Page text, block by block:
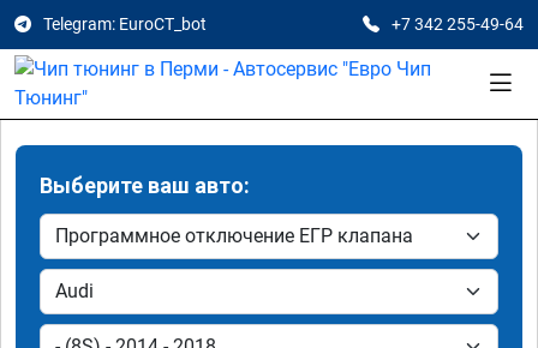
Telegram: EuroCT_bot +7 342 255-49-64
Выберите ваш авто: